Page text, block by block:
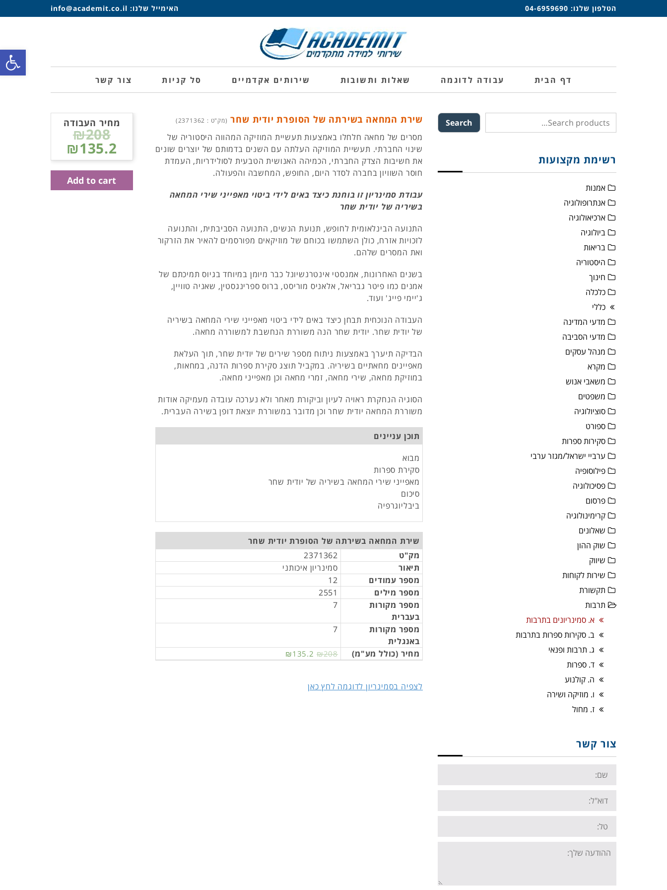
הטלפון שלנו: 04-6959690 האימייל שלנו: info@academit.co.il
דף הבית עבודה לדוגמה שאלות ותשובות שירותים אקדמיים סל קניות צור קשר
שירת המחאה בשירתה של הסופרת יודית שחר (מק"ט : 2371362)
מסרים של מחאה חלחלו באמצעות תעשיית המוזיקה המהווה היסטוריה של
שינוי החברתי. תעשיית המוזיקה העלתה עם השנים בדמותם של יוצרים שונים
את חשיבות הצדק החברתי, הכמיהה האנושית הטבעית לסולידריות, העמדת
חוסר השוויון בחברה לסדר היום, החופש, המחשבה והפעולה.
עבודת סמינריון זו בוחנת כיצד באים לידי ביטוי מאפייני שירי המחאה
בשיריה של יודית שחר
התנועה הבינלאומית לחופש, תנועת הנשים, התנועה הסביבתית, והתנועה
לזכויות אזרח, כולן השתמשו בכוחם של מוזיקאים מפורסמים להאיר את הזרקור
ואת המסרים שלהם.
בשנים האחרונות, אמנסטי אינטרנשיונל כבר מיומן במיוחד בגיוס תמיכתם של
אמנים כמו פיטר גבריאל, אלאניס מוריסט, ברוס ספרינגסטין, שאניה טוויין,
ג'יימי פייג' ועוד.
העבודה הנוכחית תבחן כיצד באים לידי ביטוי מאפייני שירי המחאה בשיריה
של יודית שחר. יודית שחר הנה משוררת הנחשבת למשוררה מחאה.
הבדיקה תיערך באמצעות ניתוח מספר שירים של יודית שחר, תוך העלאת
מאפיינים מחאתיים בשיריה. במקביל תוצג סקירת ספרות הדנה, במחאות,
במוזיקת מחאה, שירי מחאה, זמרי מחאה וכן מאפייני מחאה.
הסוגיה הנחקרת ראויה לעיון וביקורת מאחר ולא נערכה עובדה מעמיקה אודות
משוררת המחאה יודית שחר וכן מדובר במשוררת יוצאת דופן בשירה העברית.
תוכן עניינים
מבוא
סקירת ספרות
מאפייני שירי המחאה בשיריה של יודית שחר
סיכום
ביבליוגרפיה
שירת המחאה בשירתה של הסופרת יודית שחר
מק"ט
2371362
תיאור
סמינריון איכותני
מספר עמודים
12
מספר מילים
2551
מספר מקורות
בעברית
7
מספר מקורות
באנגלית
7
מחיר (כולל מע"מ) ₪135.2 ₪208
לצפיה בסמינריון לדוגמה לחץ כאן
מחיר העבודה
₪208
₪135.2
Add to cart
Search
רשימת מקצועות
אמנות
אנתרופולוגיה
ארכיאולוגיה
ביולוגיה
בריאות
היסטוריה
חינוך
כלכלה
כללי
מדעי המדינה
מדעי הסביבה
מנהל עסקים
מקרא
משאבי אנוש
משפטים
סוציולוגיה
ספורט
סקירות ספרות
ערביי ישראל/מגזר ערבי
פילוסופיה
פסיכולוגיה
פרסום
קרימינולוגיה
שאלונים
שוק ההון
שיווק
שירות לקוחות
תקשורת
תרבות
א. סמינריונים בתרבות
ב. סקירות ספרות בתרבות
ג. תרבות ופנאי
ד. ספרות
ה. קולנוע
ו. מוזיקה ושירה
ז. מחול
צור קשר
Name:
Email:
Tel:
Your
message:
פתח